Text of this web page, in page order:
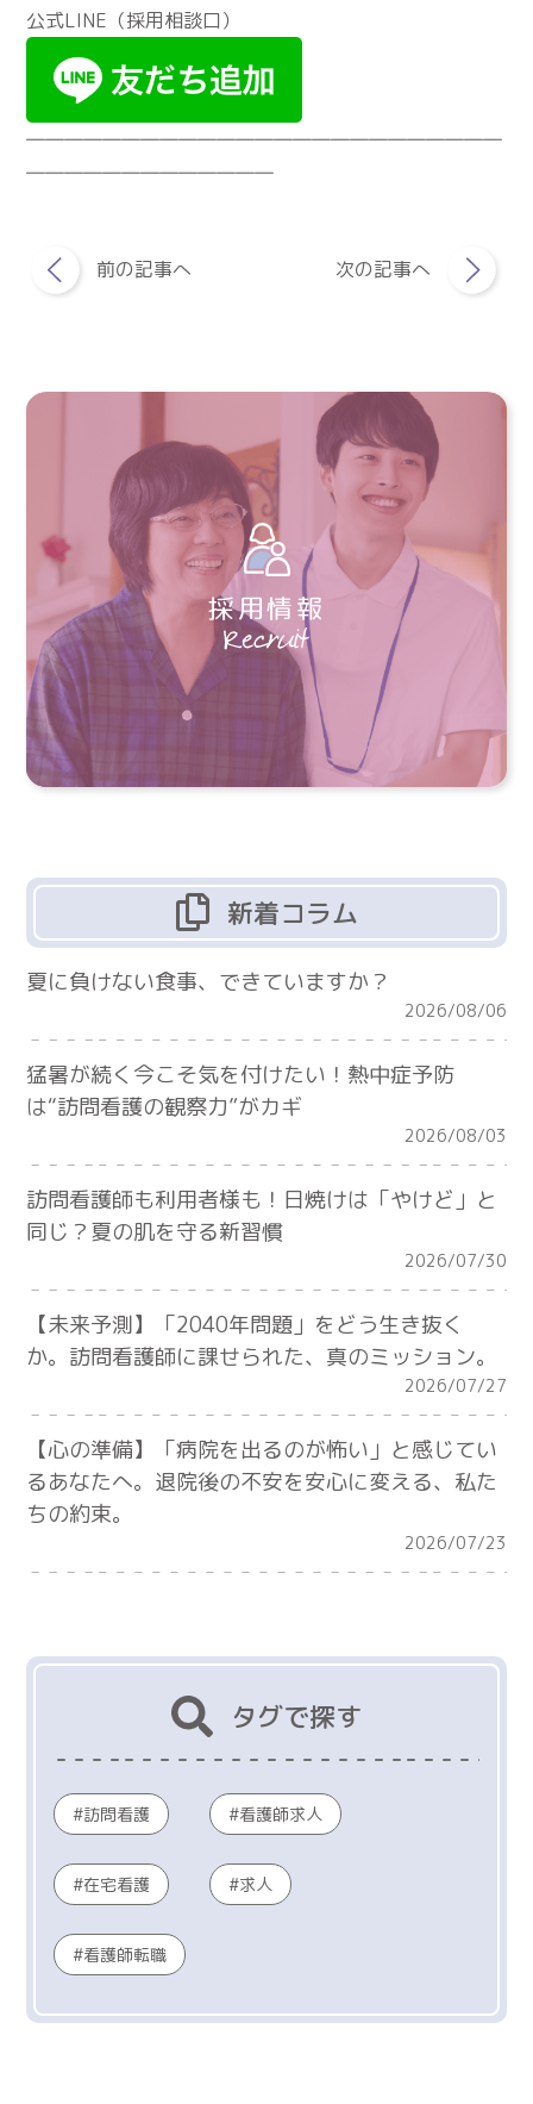
公式LINE（採用相談口）
―――――――――――――――――――――――――
―――――――――――――
前の記事へ 次の記事へ
採用情報
新着コラム
夏に負けない食事、できていますか？
2026/08/06
猛暑が続く今こそ気を付けたい！熱中症予防
は“訪問看護の観察力”がカギ
2026/08/03
訪問看護師も利用者様も！日焼けは「やけど」と
同じ？夏の肌を守る新習慣
2026/07/30
【未来予測】「2040年問題」をどう生き抜く
か。訪問看護師に課せられた、真のミッション。
2026/07/27
【心の準備】「病院を出るのが怖い」と感じてい
るあなたへ。退院後の不安を安心に変える、私た
ちの約束。
2026/07/23
タグで探す
訪問看護 看護師求人
在宅看護 求人
看護師転職